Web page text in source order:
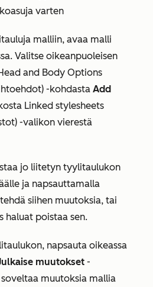
varten
malliin, avaa malli
Valitse oikeanpuoleisen
and Body Options
) -kohdasta Add
Linked stylesheets
) -valikon vierestä
jo liitetyn tyylitaulukon
ja napsauttamalla
siihen muutoksia, tai
haluat poistaa sen.
napsauta oikeassa
muutokset -
muutoksia mallia